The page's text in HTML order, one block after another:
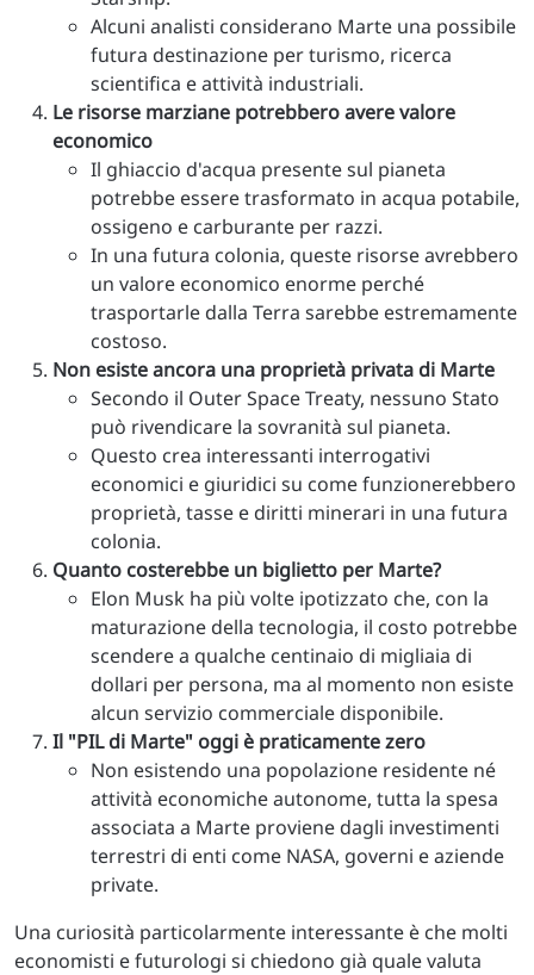
Alcuni analisti considerano Marte una possibile
futura destinazione per turismo, ricerca
scientifica e attività industriali.
Le risorse marziane potrebbero avere valore
economico
Il ghiaccio d'acqua presente sul pianeta
potrebbe essere trasformato in acqua potabile,
ossigeno e carburante per razzi.
In una futura colonia, queste risorse avrebbero
un valore economico enorme perché
trasportarle dalla Terra sarebbe estremamente
costoso.
Non esiste ancora una proprietà privata di Marte
Secondo il Outer Space Treaty, nessuno Stato
può rivendicare la sovranità sul pianeta.
Questo crea interessanti interrogativi
economici e giuridici su come funzionerebbero
proprietà, tasse e diritti minerari in una futura
colonia.
Quanto costerebbe un biglietto per Marte?
Elon Musk ha più volte ipotizzato che, con la
maturazione della tecnologia, il costo potrebbe
scendere a qualche centinaio di migliaia di
dollari per persona, ma al momento non esiste
alcun servizio commerciale disponibile.
Il "PIL di Marte" oggi è praticamente zero
Non esistendo una popolazione residente né
attività economiche autonome, tutta la spesa
associata a Marte proviene dagli investimenti
terrestri di enti come NASA, governi e aziende
private.
Una curiosità particolarmente interessante è che molti
economisti e futurologi si chiedono già quale valuta